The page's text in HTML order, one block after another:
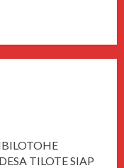
TILOTE SIAP